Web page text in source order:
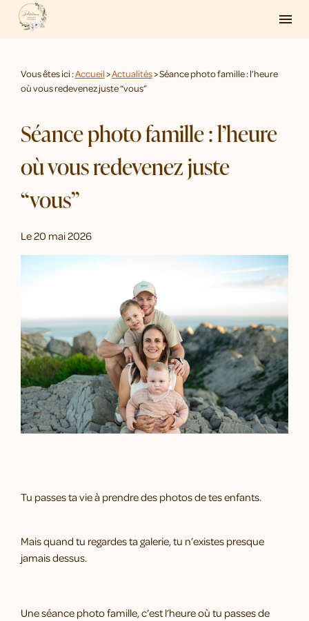
menu
Vous êtes ici :Accueil>Actualités> Séance photo famille : l’heure
où vous redevenez juste “vous”
Séance photo famille : l’heure
où vous redevenez juste
“vous”
Le20 mai 2026
Tu passes ta vie à prendre des photos de tes enfants.
Mais quand tu regardes ta galerie, tu n’existes presque
jamais dessus.
Une séance photo famille, c’est l’heure où tu passes de
Panneau de gestion des cookies